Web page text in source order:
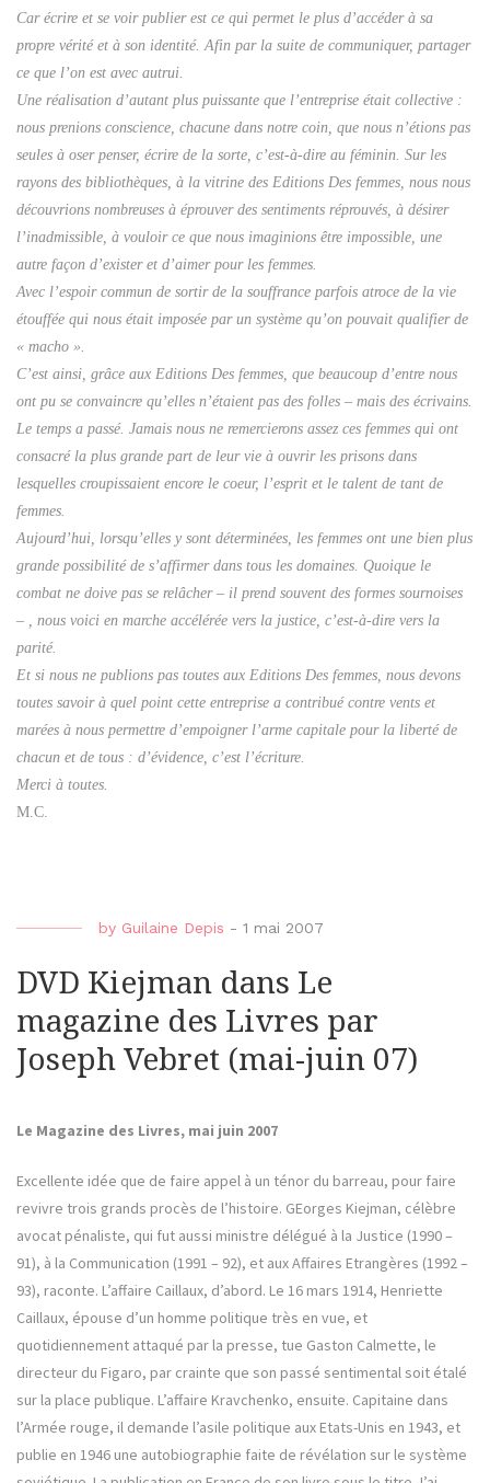
Car écrire et se voir publier est ce qui permet le plus d’accéder à sa
propre vérité et à son identité. Afin par la suite de communiquer, partager
ce que l’on est avec autrui.
Une réalisation d’autant plus puissante que l’entreprise était collective :
nous prenions conscience, chacune dans notre coin, que nous n’étions pas
seules à oser penser, écrire de la sorte, c’est-à-dire au féminin. Sur les
rayons des bibliothèques, à la vitrine des Editions Des femmes, nous nous
découvrions nombreuses à éprouver des sentiments réprouvés, à désirer
l’inadmissible, à vouloir ce que nous imaginions être impossible, une
autre façon d’exister et d’aimer pour les femmes.
Avec l’espoir commun de sortir de la souffrance parfois atroce de la vie
étouffée qui nous était imposée par un système qu’on pouvait qualifier de
« macho ».
C’est ainsi, grâce aux Editions Des femmes, que beaucoup d’entre nous
ont pu se convaincre qu’elles n’étaient pas des folles – mais des écrivains.
Le temps a passé. Jamais nous ne remercierons assez ces femmes qui ont
consacré la plus grande part de leur vie à ouvrir les prisons dans
lesquelles croupissaient encore le coeur, l’esprit et le talent de tant de
femmes.
Aujourd’hui, lorsqu’elles y sont déterminées, les femmes ont une bien plus
grande possibilité de s’affirmer dans tous les domaines. Quoique le
combat ne doive pas se relâcher – il prend souvent des formes sournoises
– , nous voici en marche accélérée vers la justice, c’est-à-dire vers la
parité.
Et si nous ne publions pas toutes aux Editions Des femmes, nous devons
toutes savoir à quel point cette entreprise a contribué contre vents et
marées à nous permettre d’empoigner l’arme capitale pour la liberté de
chacun et de tous : d’évidence, c’est l’écriture.
Merci à toutes.
M.C.
by Guilaine Depis - 1 mai 2007
DVD Kiejman dans Le
magazine des Livres par
Joseph Vebret (mai-juin 07)
Le Magazine des Livres, mai juin 2007
Excellente idée que de faire appel à un ténor du barreau, pour faire
revivre trois grands procès de l’histoire. GEorges Kiejman, célèbre
avocat pénaliste, qui fut aussi ministre délégué à la Justice (1990 –
91), à la Communication (1991 – 92), et aux Affaires Etrangères (1992 –
93), raconte. L’affaire Caillaux, d’abord. Le 16 mars 1914, Henriette
Caillaux, épouse d’un homme politique très en vue, et
quotidiennement attaqué par la presse, tue Gaston Calmette, le
directeur du Figaro, par crainte que son passé sentimental soit étalé
sur la place publique. L’affaire Kravchenko, ensuite. Capitaine dans
l’Armée rouge, il demande l’asile politique aux Etats-Unis en 1943, et
publie en 1946 une autobiographie faite de révélation sur le système